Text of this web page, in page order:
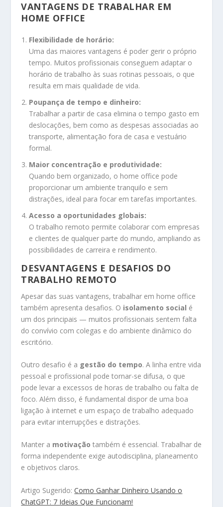
VANTAGENS DE TRABALHAR EM
HOME OFFICE
Flexibilidade de horário:
Uma das maiores vantagens é poder gerir o próprio
tempo. Muitos profissionais conseguem adaptar o
horário de trabalho às suas rotinas pessoais, o que
resulta em mais qualidade de vida.
Poupança de tempo e dinheiro:
Trabalhar a partir de casa elimina o tempo gasto em
deslocações, bem como as despesas associadas ao
transporte, alimentação fora de casa e vestuário
formal.
Maior concentração e produtividade:
Quando bem organizado, o home office pode
proporcionar um ambiente tranquilo e sem
distrações, ideal para focar em tarefas importantes.
Acesso a oportunidades globais:
O trabalho remoto permite colaborar com empresas
e clientes de qualquer parte do mundo, ampliando as
possibilidades de carreira e rendimento.
DESVANTAGENS E DESAFIOS DO
TRABALHO REMOTO
Apesar das suas vantagens, trabalhar em home office
também apresenta desafios. O isolamento social é
um dos principais — muitos profissionais sentem falta
do convívio com colegas e do ambiente dinâmico do
escritório.
Outro desafio é a gestão do tempo. A linha entre vida
pessoal e profissional pode tornar-se difusa, o que
pode levar a excessos de horas de trabalho ou falta de
foco. Além disso, é fundamental dispor de uma boa
ligação à internet e um espaço de trabalho adequado
para evitar interrupções e distrações.
Manter a motivação também é essencial. Trabalhar de
forma independente exige autodisciplina, planeamento
e objetivos claros.
Artigo Sugerido:Como Ganhar Dinheiro Usando o
ChatGPT: 7 Ideias Que Funcionam!